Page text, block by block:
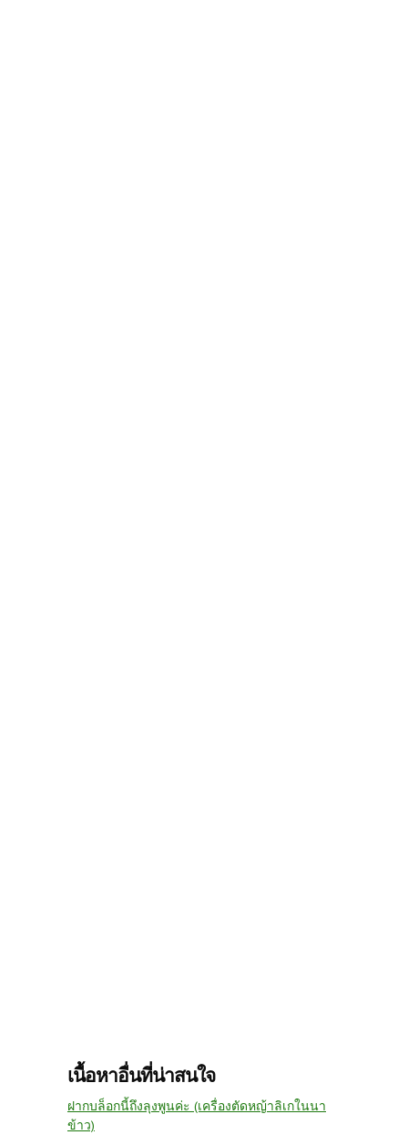
เนื้อหาอื่นที่น่าสนใจ
ฝากบล็อกนี้ถึงลุงพูนค่ะ (เครื่องตัดหญ้าลิเกในนา
ข้าว)